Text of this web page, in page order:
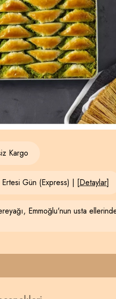
Kargo
Gün (Express) | [Detaylar]
Emmoğlu'nun usta